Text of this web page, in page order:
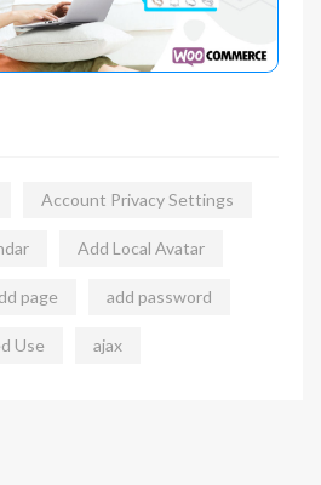
Account Privacy Settings
Add Local Avatar
page add password
Use ajax